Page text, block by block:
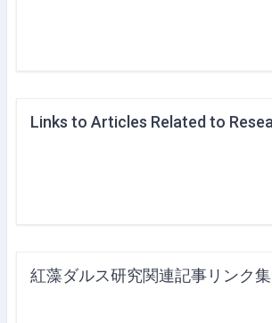
紅藻ダルス研究関連記事リンク集